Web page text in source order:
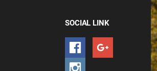
SOCIAL LINK